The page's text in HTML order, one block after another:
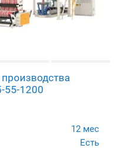
55-1200
12 мес
Есть